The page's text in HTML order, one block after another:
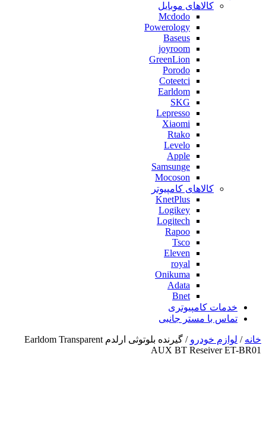
کالاهای موبایل
Mcdodo
Powerology
Baseus
joyroom
GreenLion
Porodo
Coteetci
Earldom
SKG
Lepresso
Xiaomi
Rtako
Levelo
Apple
Samsunge
Mocoson
کالاهای کامپیوتر
KnetPlus
Logikey
Logitech
Rapoo
Tsco
Eleven
royal
Onikuma
Adata
Bnet
خدمات کامپیوتری
تماس با مستر جانبی
خانه / لوازم خودرو
/ گیرنده بلوتوثی ارلدم Earldom Transparent
AUX BT Reseiver ET-BR01